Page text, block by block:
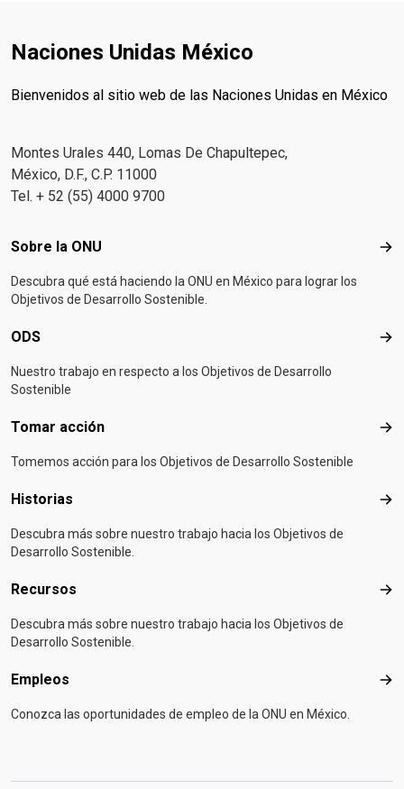
Naciones Unidas México
Bienvenidos al sitio web de las Naciones Unidas en México
Montes Urales 440, Lomas De Chapultepec,
México, D.F., C.P. 11000
Tel. + 52 (55) 4000 9700
Footer menu
Sobre la ONU
Descubra qué está haciendo la ONU en México para lograr los
Objetivos de Desarrollo Sostenible.
ODS
Nuestro trabajo en respecto a los Objetivos de Desarrollo
Sostenible
Tomar acción
Tomemos acción para los Objetivos de Desarrollo Sostenible
Historias
Descubra más sobre nuestro trabajo hacia los Objetivos de
Desarrollo Sostenible.
Recursos
Descubra más sobre nuestro trabajo hacia los Objetivos de
Desarrollo Sostenible.
Empleos
Conozca las oportunidades de empleo de la ONU en México.